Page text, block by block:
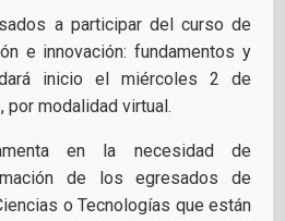
a participar del curso de
e innovación: fundamentos y
inicio el miércoles 2 de
por modalidad virtual.
en la necesidad de
de los egresados de
o Tecnologías que están